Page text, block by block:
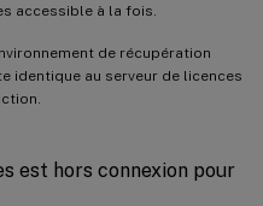
accessible à la fois.
de récupération
identique au serveur de licences
est hors connexion pour